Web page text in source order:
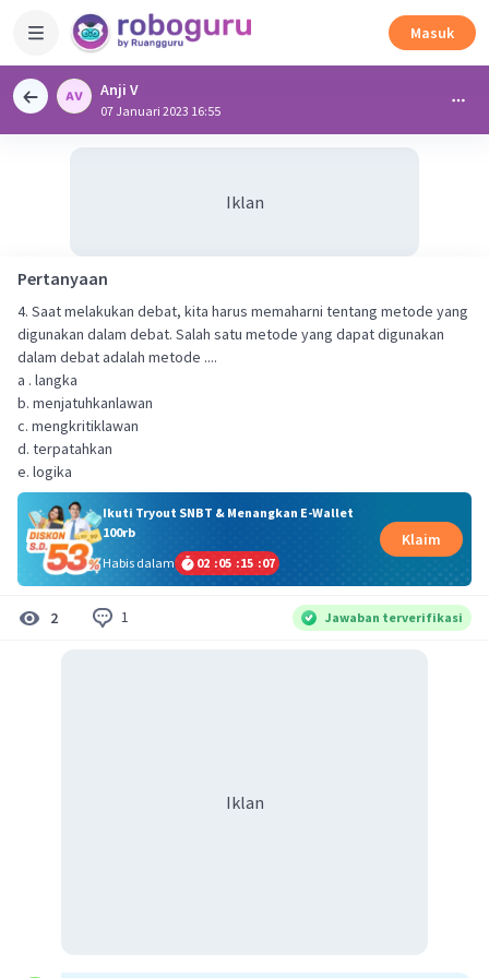
Masuk
Anji V
07 Januari 2023 16:55
Iklan
Pertanyaan
4. Saat melakukan debat, kita harus memaharni tentang metode yang
digunakan dalam debat. Salah satu metode yang dapat digunakan
dalam debat adalah metode ....
a . langka
b. menjatuhkanlawan
c. mengkritiklawan
d. terpatahkan
e. logika
Ikuti Tryout SNBT & Menangkan E-Wallet
100rb
Habis dalam
02 :05 :15 :07
Klaim
2 1 Jawaban terverifikasi
Iklan